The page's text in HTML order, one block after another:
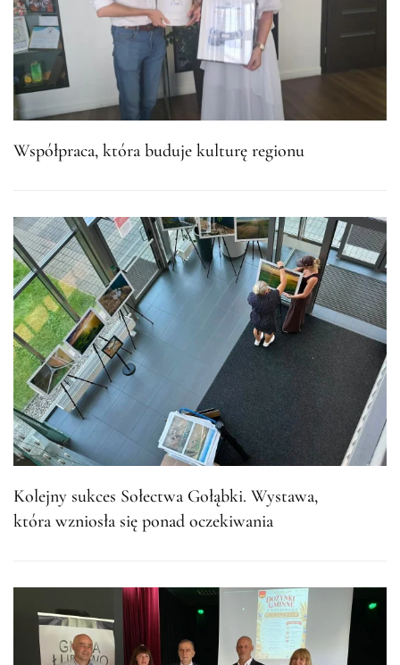
Współpraca, która buduje kulturę regionu
Kolejny sukces Sołectwa Gołąbki. Wystawa,
która wzniosła się ponad oczekiwania